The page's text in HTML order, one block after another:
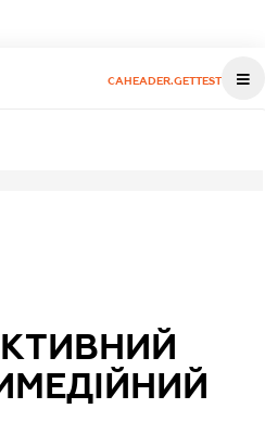
CAHEADER.GETTEST